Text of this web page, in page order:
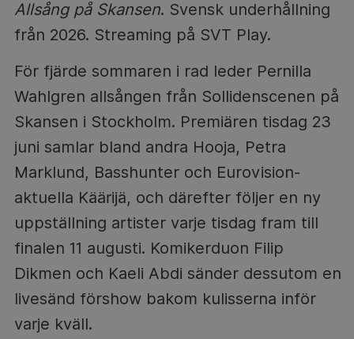
Allsång på Skansen. Svensk underhållning
från 2026. Streaming på SVT Play.
För fjärde sommaren i rad leder Pernilla
Wahlgren allsången från Sollidenscenen på
Skansen i Stockholm. Premiären tisdag 23
juni samlar bland andra Hooja, Petra
Marklund, Basshunter och Eurovision-
aktuella Käärijä, och därefter följer en ny
uppställning artister varje tisdag fram till
finalen 11 augusti. Komikerduon Filip
Dikmen och Kaeli Abdi sänder dessutom en
livesänd förshow bakom kulisserna inför
varje kväll.